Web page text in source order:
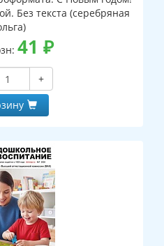
Без текста (серебряная
41 ₽
+